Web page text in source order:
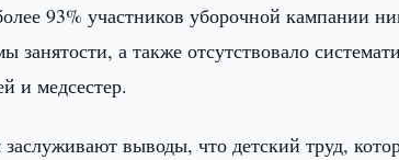
93% участников уборочной кампании
занятости, а также отсутствовало
и медсестер.
выводы, что детский труд,